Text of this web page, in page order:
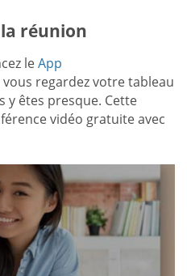
réunion
leApp
vous regardez votre tableau
y êtes presque. Cette
vidéo gratuite avec